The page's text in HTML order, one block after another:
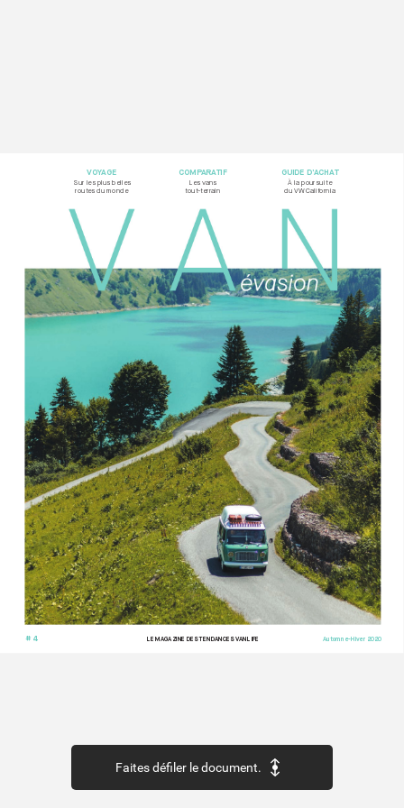
LE MAGAZINE DES TENDANCES VANLIFE
# 4 Automne-Hiver 2020
VOYAGE
Sur les plus belles
routes du monde
GUIDE D’ACHAT
À la poursuite
du VW California
COMPARATIF
Les vans
tout-terrain
Faites défiler le document.